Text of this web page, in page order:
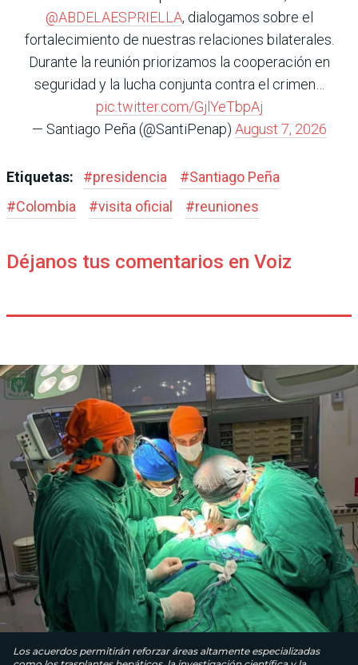
@ABDELAESPRIELLA, dialogamos sobre el
fortalecimiento de nuestras relaciones bilaterales.
Durante la reunión priorizamos la cooperación en
seguridad y la lucha conjunta contra el crimen…
pic.twitter.com/GjlYeTbpAj
— Santiago Peña (@SantiPenap) August 7, 2026
Etiquetas: #presidencia #Santiago Peña
#Colombia #visita oficial #reuniones
Déjanos tus comentarios en Voiz
Los acuerdos permitirán reforzar áreas altamente especializadas